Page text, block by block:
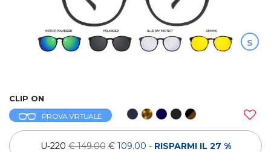
S
CLIP ON
PROVA VIRTUALE
U-220€ 149.00 € 109.00 - RISPARMI IL 27 %